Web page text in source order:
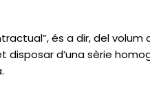
és a dir, del volum
d’una sèrie